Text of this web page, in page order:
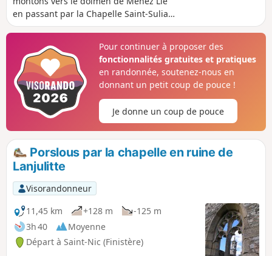
en passant par la Chapelle Saint-Suliau.
Redescendons face à la baie de
pour revenir par la plage.Pour continuer à proposer des
fonctionnalités gratuites et pratiques
en randonnée, soutenez-nous en
donnant un petit coup de pouce !
Je donne un coup de pouce
Porslous par la chapelle en ruine de
Lanjulitte
Visorandonneur
11,45 km
+128 m
-125 m
3h 40
Moyenne
Départ à Saint-Nic (Finistère)